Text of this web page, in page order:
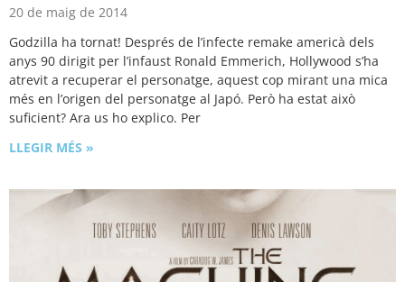
20 de maig de 2014
Godzilla ha tornat! Després de l’infecte remake americà dels
anys 90 dirigit per l’infaust Ronald Emmerich, Hollywood s’ha
atrevit a recuperar el personatge, aquest cop mirant una mica
més en l’origen del personatge al Japó. Però ha estat això
suficient? Ara us ho explico. Per
LLEGIR MÉS »